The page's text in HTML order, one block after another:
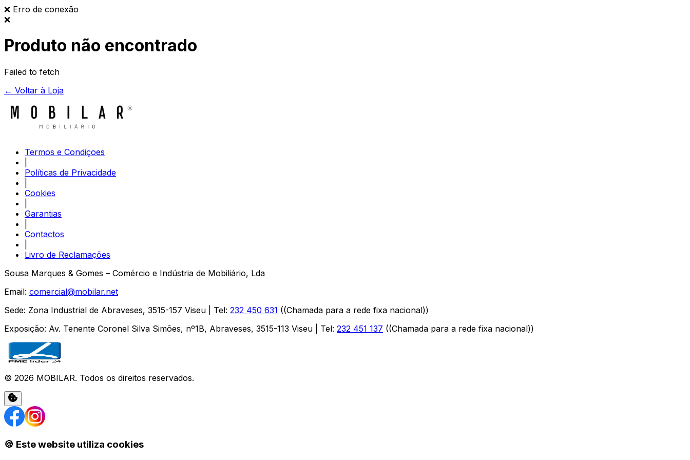
❌ Erro de conexão
❌
Produto não encontrado
Failed to fetch
← Voltar à Loja
Termos e Condiçoes
Políticas de Privacidade
Cookies
Garantias
Contactos
Livro de Reclamações
Sousa Marques & Gomes – Comércio e Indústria de Mobiliário, Lda
Email: comercial@mobilar.net
Sede: Zona Industrial de Abraveses, 3515-157 Viseu | Tel: 232 450 631 ((Chamada para a rede fixa nacional))
Exposição: Av. Tenente Coronel Silva Simões, nº1B, Abraveses, 3515-113 Viseu | Tel: 232 451 137 ((Chamada para a rede fixa nacional))
© 2026 MOBILAR. Todos os direitos reservados.
🍪 Este website utiliza cookies